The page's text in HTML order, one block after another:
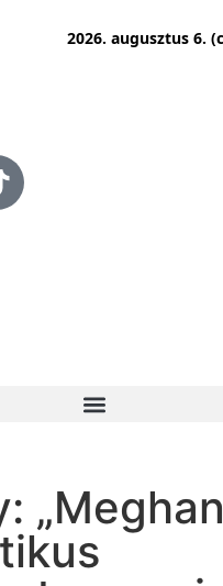
2026. augusztus 6.